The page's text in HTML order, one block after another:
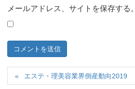
メールアドレス、サイトを保存する。
エステ・理美容業界倒産動向2019